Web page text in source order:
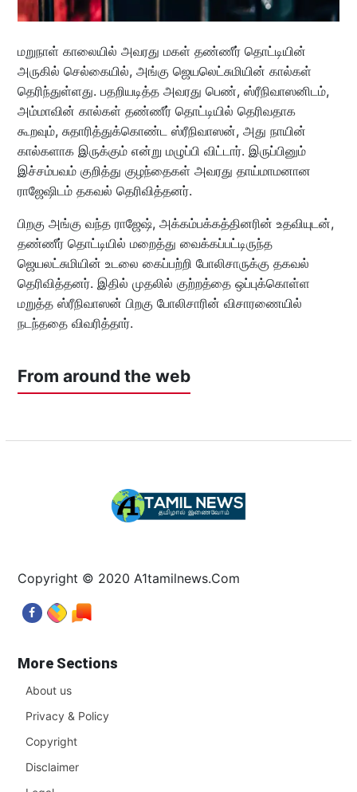
மறுநாள் காலையில் அவரது மகள் தண்ணீர் தொட்டியின்
அருகில் செல்கையில், அங்கு ஜெயலெட்சுமியின் கால்கள்
தெரிந்துள்ளது. பதறியடித்த அவரது பெண், ஸ்ரீநிவாஸனிடம்,
அம்மாவின் கால்கள் தண்ணீர் தொட்டியில் தெரிவதாக
கூறவும், சுதாரித்துக்கொண்ட ஸ்ரீநிவாஸன், அது நாயின்
கால்களாக இருக்கும் என்று மழுப்பி விட்டார். இருப்பினும்
இச்சம்பவம் குறித்து குழந்தைகள் அவரது தாய்மாமனான
ராஜேஷிடம் தகவல் தெரிவித்தனர்.
பிறகு அங்கு வந்த ராஜேஷ், அக்கம்பக்கத்தினரின் உதவியுடன்,
தண்ணீர் தொட்டியில் மறைத்து வைக்கப்பட்டிருந்த
ஜெயலட்சுமியின் உடலை கைப்பற்றி போலிசாருக்கு தகவல்
தெரிவித்தனர். இதில் முதலில் குற்றத்தை ஒப்புக்கொள்ள
மறுத்த ஸ்ரீநிவாஸன் பிறகு போலிசாரின் விசாரணையில்
நடந்ததை விவரித்தார்.
From around the web
Copyright © 2020 A1tamilnews.Com
More Sections
About us
Privacy & Policy
Copyright
Disclaimer